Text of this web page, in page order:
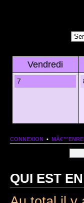
Vendredi
7
CONNEXION •
QUI EST